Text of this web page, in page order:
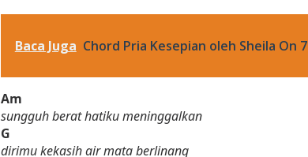
Baca Juga Chord Pria Kesepian oleh Sheila On 7
Am
sungguh berat hatiku meninggalkan
G
dirimu kekasih air mata berlinang